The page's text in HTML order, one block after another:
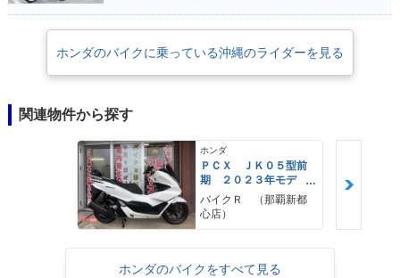
ホンダのバイクに乗っている沖縄のライダーを見る
関連物件から探す
ホンダ
ＰＣＸ ＪＫ０５型前
期 ２０２３年モデ
ル 純正ロングスクリ
ーン ＫＩＴＡＣＯバ
ックレスト 純正セキ
バイクＲ （那覇新都
心店）
ホンダのバイクをすべて見る